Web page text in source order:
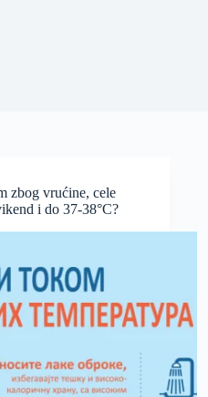
zbog vrućine, cele
i do 37-38°C?